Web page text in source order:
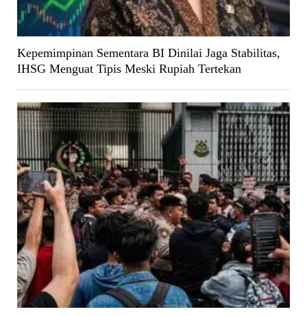
Kepemimpinan Sementara BI Dinilai Jaga Stabilitas,
IHSG Menguat Tipis Meski Rupiah Tertekan